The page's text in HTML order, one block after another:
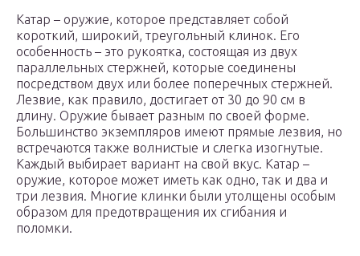
Катар – оружие, которое представляет собой
короткий, широкий, треугольный клинок. Его
особенность – это рукоятка, состоящая из двух
параллельных стержней, которые соединены
посредством двух или более поперечных стержней.
Лезвие, как правило, достигает от 30 до 90 см в
длину. Оружие бывает разным по своей форме.
Большинство экземпляров имеют прямые лезвия, но
встречаются также волнистые и слегка изогнутые.
Каждый выбирает вариант на свой вкус. Катар –
оружие, которое может иметь как одно, так и два и
три лезвия. Многие клинки были утолщены особым
образом для предотвращения их сгибания и
поломки.